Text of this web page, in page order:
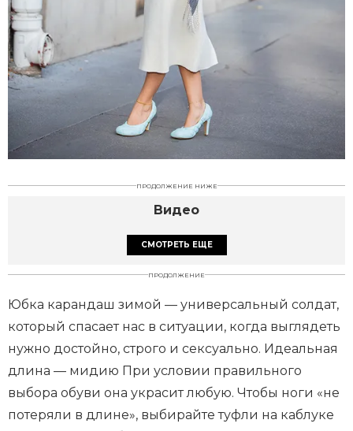
ПРОДОЛЖЕНИЕ НИЖЕ
Видео
СМОТРЕТЬ ЕЩЕ
ПРОДОЛЖЕНИЕ
Юбка карандаш зимой — универсальный солдат,
который спасает нас в ситуации, когда выглядеть
нужно достойно, строго и сексуально. Идеальная
длина — мидию При условии правильного
выбора обуви она украсит любую. Чтобы ноги «не
потеряли в длине», выбирайте туфли на каблуке